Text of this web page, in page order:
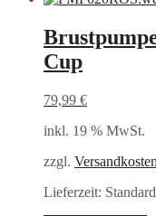
Cup
79,99 €
inkl. 19 % MwSt.
zzgl. Versandkosten
Lieferzeit: